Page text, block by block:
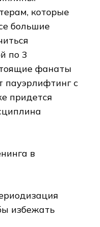
которые
большие
по 3
фанаты
пауэрлифтинг с
придется
в
избежать